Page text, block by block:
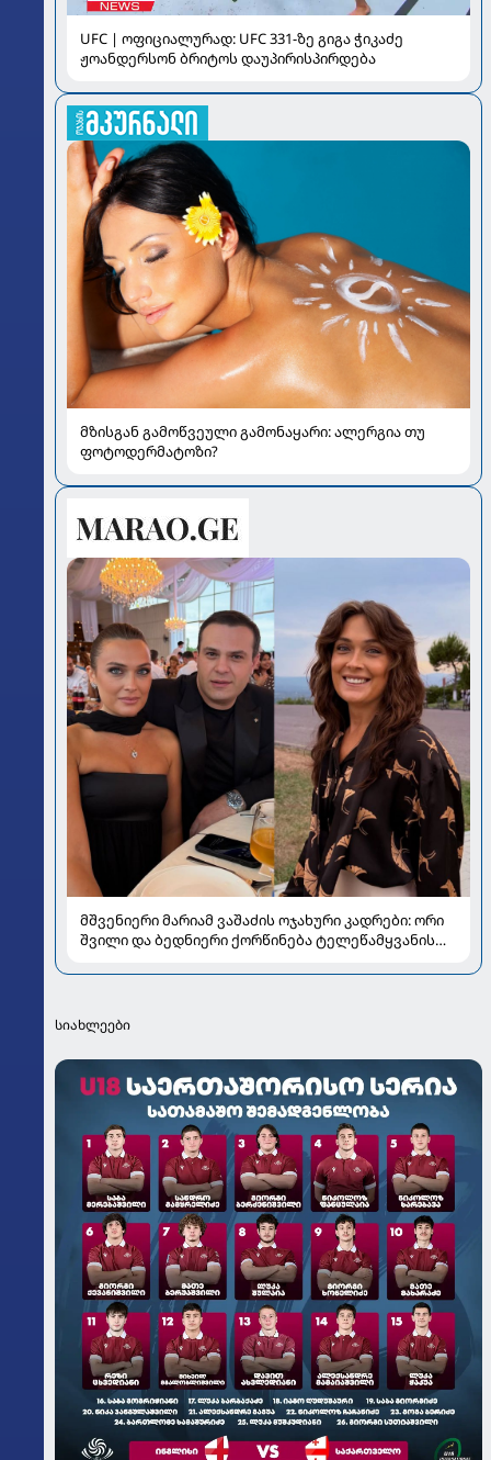
UFC | ოფიციალურად: UFC 331-ზე გიგა ჭიკაძე
ჟოანდერსონ ბრიტოს დაუპირისპირდება
მზისგან გამოწვეული გამონაყარი: ალერგია თუ
ფოტოდერმატოზი?
მშვენიერი მარიამ ვაშაძის ოჯახური კადრები: ორი
შვილი და ბედნიერი ქორწინება ტელეწამყვანის
სიახლეები